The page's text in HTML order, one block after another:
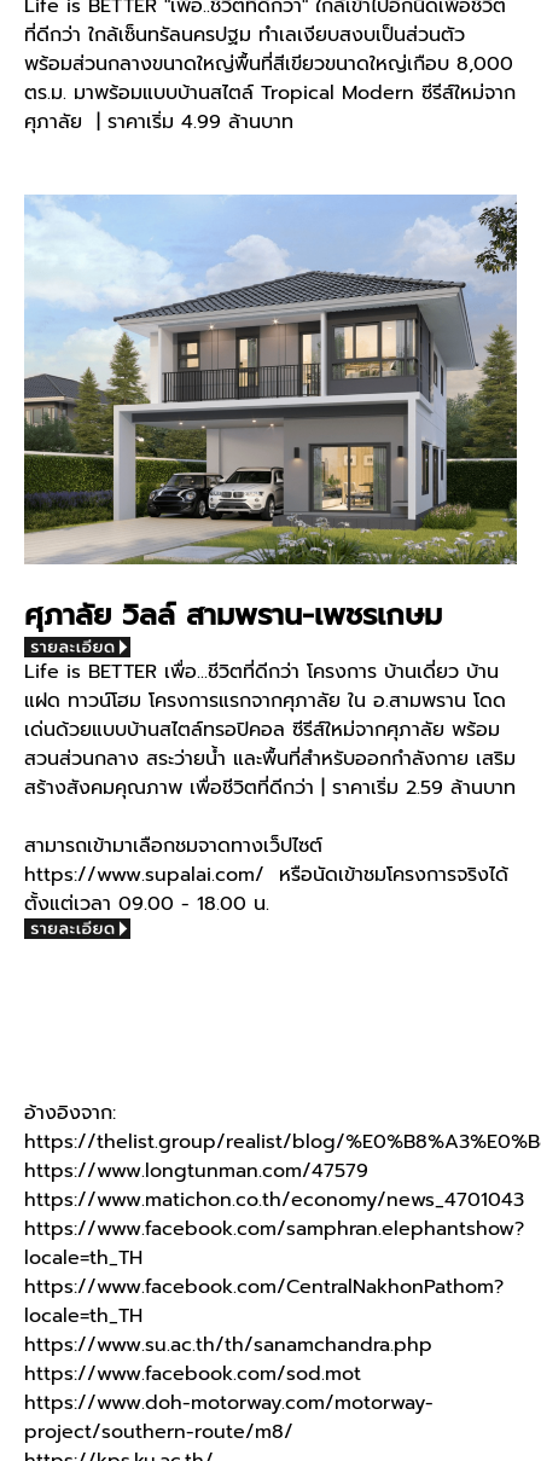
Life is BETTER "เพื่อ..ชีวิตที่ดีกว่า" ใกล้เข้าไปอีกนิดเพื่อชีวิต
ที่ดีกว่า ใกล้เซ็นทรัลนครปฐม ทำเลเงียบสงบเป็นส่วนตัว
พร้อมส่วนกลางขนาดใหญ่พื้นที่สีเขียวขนาดใหญ่เกือบ 8,000
ตร.ม. มาพร้อมแบบบ้านสไตล์ Tropical Modern ซีรีส์ใหม่จาก
ศุภาลัย | ราคาเริ่ม 4.99 ล้านบาท
ศุภาลัย วิลล์ สามพราน-เพชรเกษม
Life is BETTER เพื่อ...ชีวิตที่ดีกว่า โครงการ บ้านเดี่ยว บ้าน
แฝด ทาวน์โฮม โครงการแรกจากศุภาลัย ใน อ.สามพราน โดด
เด่นด้วยแบบบ้านสไตล์ทรอปิคอล ซีรีส์ใหม่จากศุภาลัย พร้อม
สวนส่วนกลาง สระว่ายน้ำ และพื้นที่สำหรับออกกำลังกาย เสริม
สร้างสังคมคุณภาพ เพื่อชีวิตที่ดีกว่า | ราคาเริ่ม 2.59 ล้านบาท
สามารถเข้ามาเลือกชมจาดทางเว็ปไซต์
https://www.supalai.com/ หรือนัดเข้าชมโครงการจริงได้
ตั้งแต่เวลา 09.00 - 18.00 น.
อ้างอิงจาก:
https://thelist.group/realist/blog/
https://www.longtunman.com/47579
https://www.matichon.co.th/economy/news_4701043
https://www.facebook.com/samphran.elephantshow?
locale=th_TH
https://www.facebook.com/CentralNakhonPathom?
locale=th_TH
https://www.su.ac.th/th/sanamchandra.php
https://www.facebook.com/sod.mot
https://www.doh-motorway.com/motorway-
project/southern-route/m8/